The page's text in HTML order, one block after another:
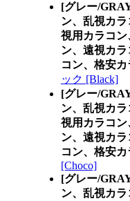
[グレー/
ン、乱視カ
視用カラコ
ン、遠視カ
コン、格安
ック [Black]
[グレー/
ン、乱視カ
視用カラコ
ン、遠視カ
コン、格安
[Choco]
[グレー/
ン、乱視カ